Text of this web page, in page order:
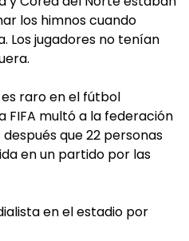
los himnos cuando
Los jugadores no tenían
raro en el fútbol
FIFA multó a la federación
que 22 personas
en un partido por las
en el estadio por